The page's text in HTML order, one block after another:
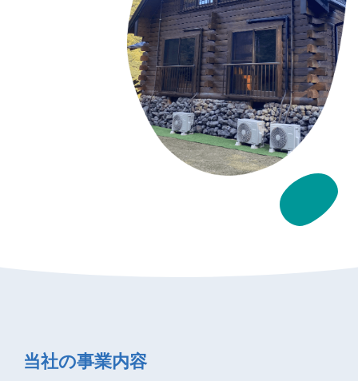
当社の事業内容